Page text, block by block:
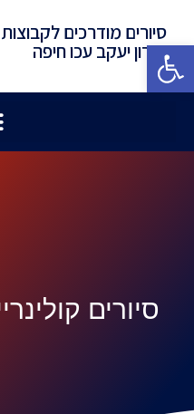
פתח סרגל נגישות
סיורים מודרכים
זכרון יעקב עכו חיפה
סיורים